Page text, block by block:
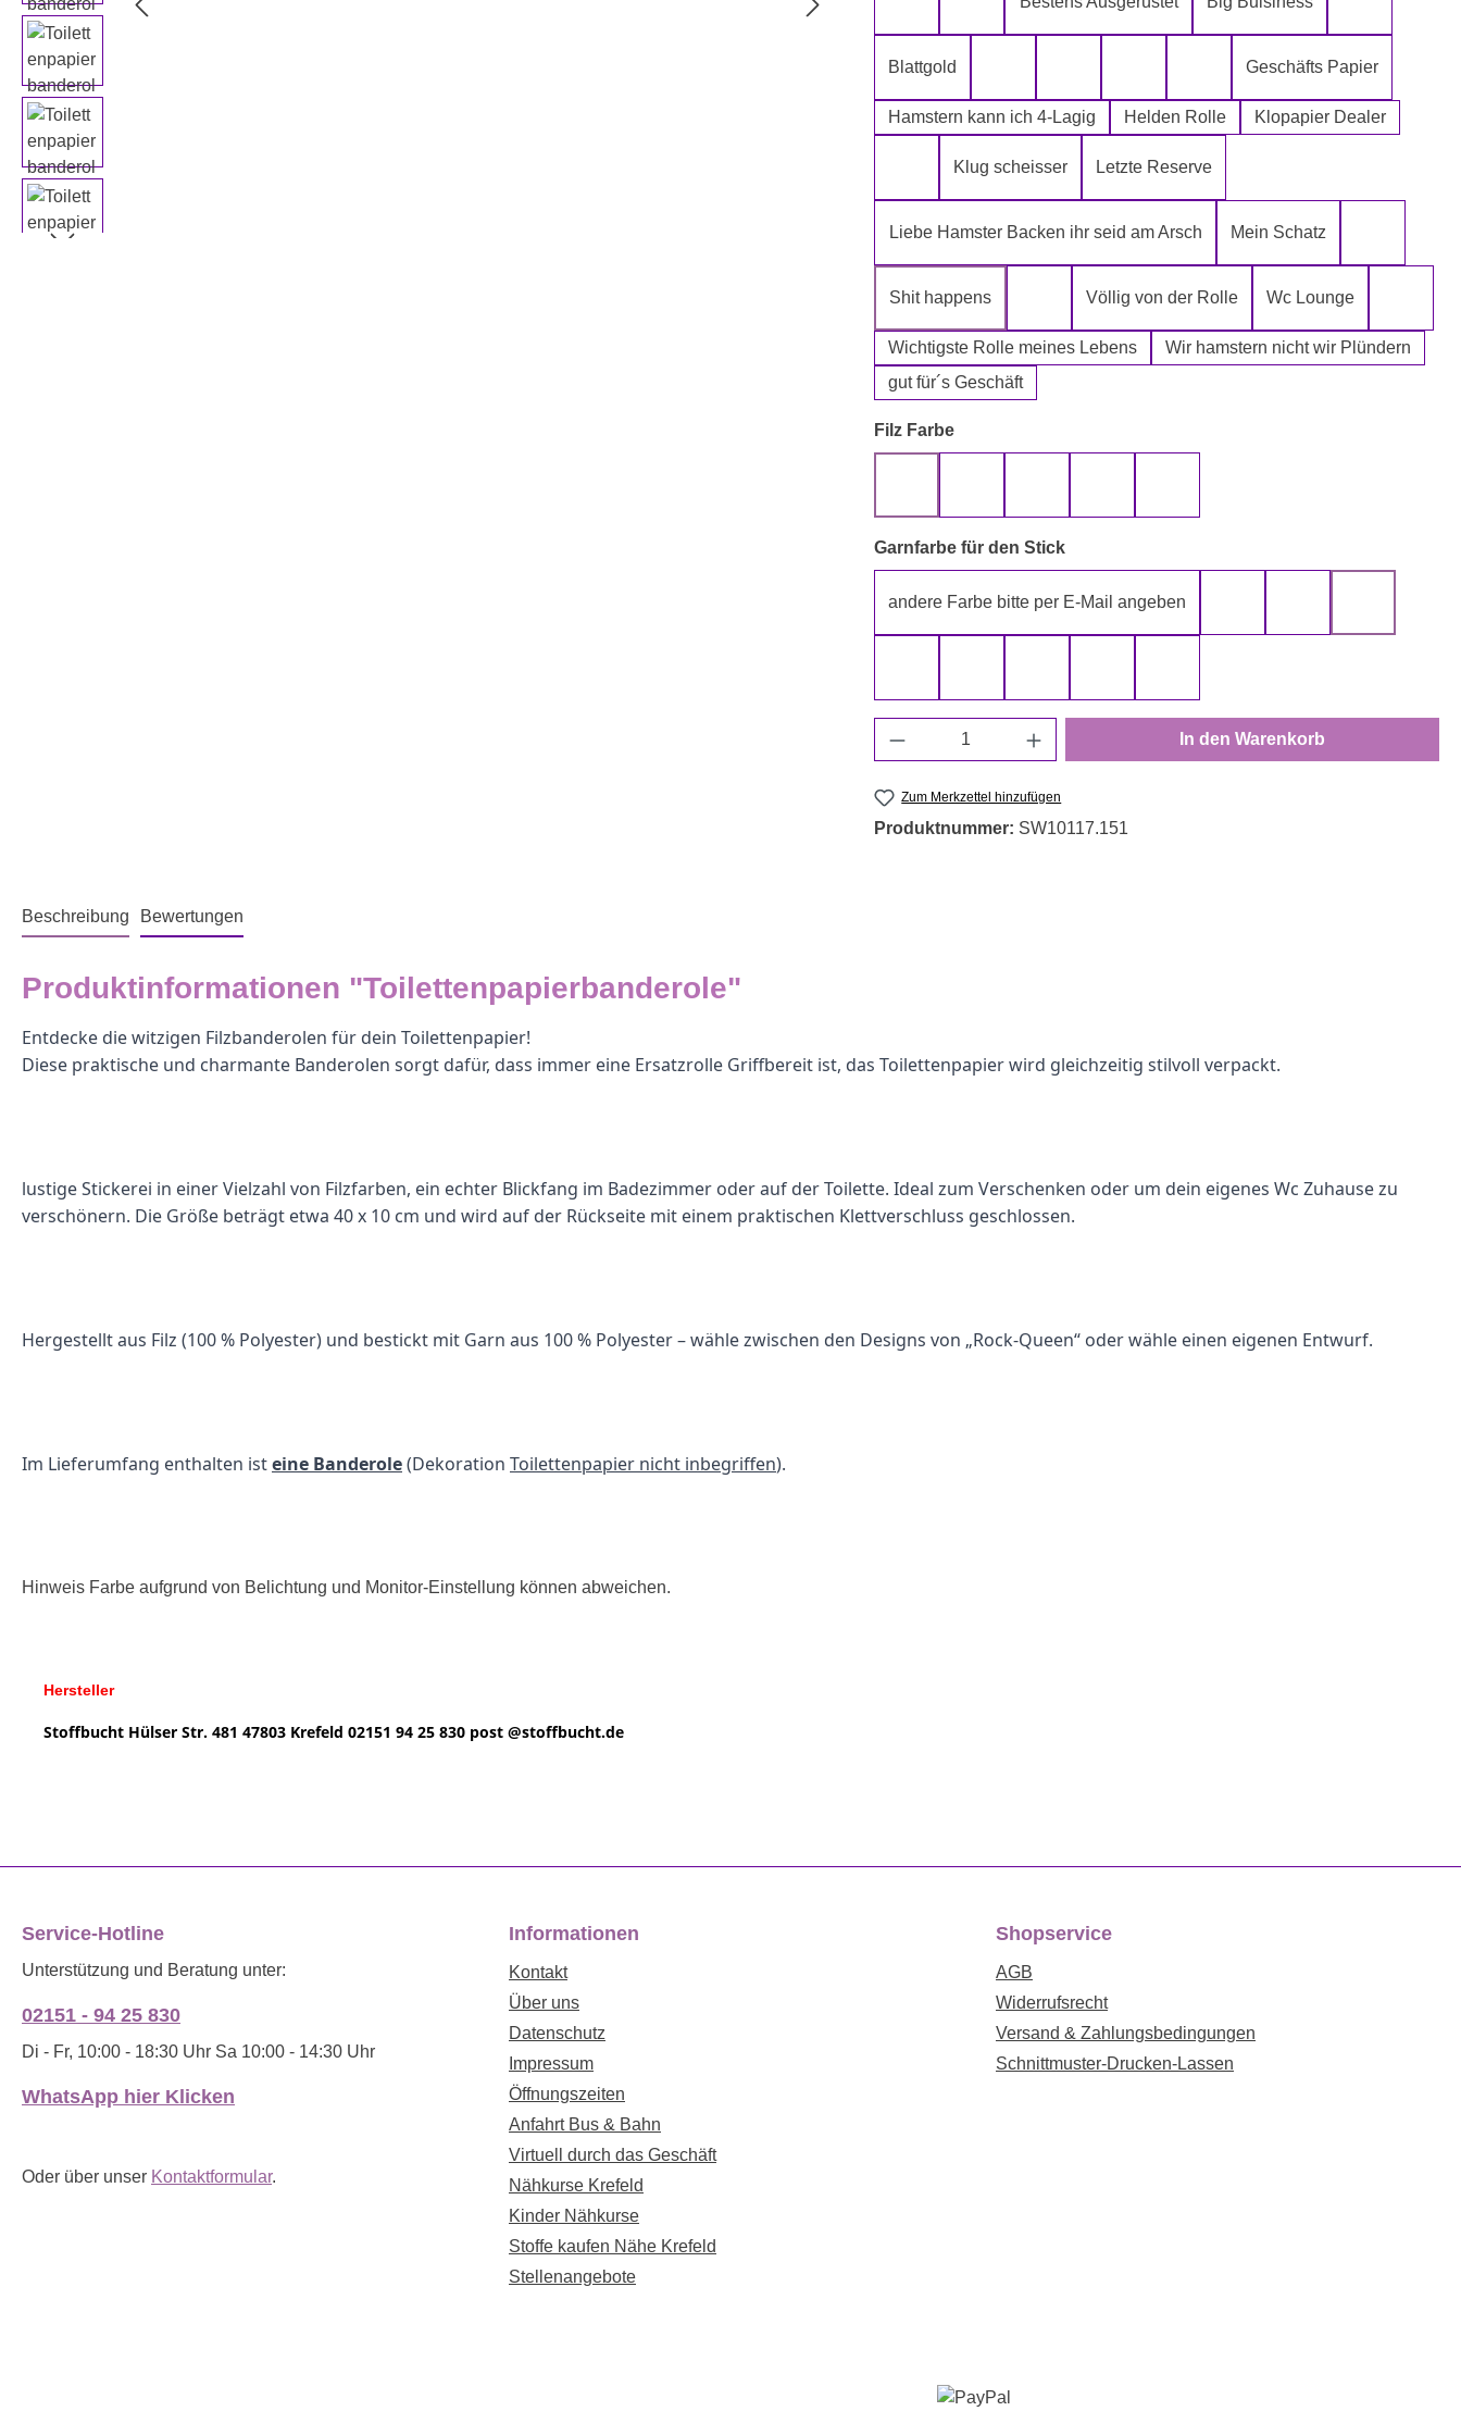
5-Lagig ich kann´s mir leisten
Alter spielt keine Rolle
Blattgold
Die letzte Rolle aus dem Regal -EGAL-
Geschäfts Papier
Hamstern kann ich 4-Lagig Helden Rolle Klopapier Dealer
Klopapier Mafia
Klug scheisser Letzte Reserve
Liebe Hamster Backen ihr seid am Arsch Mein Schatz
Shit happens
Tatort Reiniger
Völlig von der Rolle Wc Lounge
Wichtigste Rolle meines Lebens
Wir hamstern nicht wir Plündern
gut für´s Geschäft
Filz Farbeauswählen
Garnfarbe für den Stickauswählen
andere Farbe bitte per E-Mail angeben
Produkt Anzahl: Gib den gewünschten Wert ein
In den Warenkorb
Zum Merkzettel hinzufügen
Produktnummer: SW10117.151
Beschreibung Bewertungen
Produktinformationen "Toilettenpapierbanderole"
Entdecke die witzigen Filzbanderolen für dein Toilettenpapier!
Diese praktische und charmante Banderolen sorgt dafür, dass immer eine Ersatzrolle Griffbereit ist, das Toilettenpapier wird gleichzeitig stilvoll verpackt.
lustige Stickerei in einer Vielzahl von Filzfarben, ein echter Blickfang im Badezimmer oder auf der Toilette. Ideal zum Verschenken oder um dein eigenes Wc Zuhause zu
verschönern. Die Größe beträgt etwa 40 x 10 cm und wird auf der Rückseite mit einem praktischen Klettverschluss geschlossen.
Hergestellt aus Filz (100 % Polyester) und bestickt mit Garn aus 100 % Polyester – wähle zwischen den Designs von „Rock-Queen“ oder wähle einen eigenen Entwurf.
Im Lieferumfang enthalten isteine Banderole(Dekoration Toilettenpapier nicht inbegriffen).
Hinweis Farbe aufgrund von Belichtung und Monitor-Einstellung können abweichen.
Hersteller
Stoffbucht Hülser Str. 481 47803 Krefeld 02151 94 25 830 post @stoffbucht.de
Service-Hotline
Unterstützung und Beratung unter:
02151 - 94 25 830
Di - Fr, 10:00 - 18:30 Uhr Sa 10:00 - 14:30 Uhr
WhatsApp hier Klicken
Oder über unser Kontaktformular.
Informationen
Kontakt
Über uns
Datenschutz
Impressum
Öffnungszeiten
Anfahrt Bus & Bahn
Virtuell durch das Geschäft
Nähkurse Krefeld
Kinder Nähkurse
Stoffe kaufen Nähe Krefeld
Stellenangebote
Shopservice
AGB
Widerrufsrecht
Versand & Zahlungsbedingungen
Schnittmuster-Drucken-Lassen